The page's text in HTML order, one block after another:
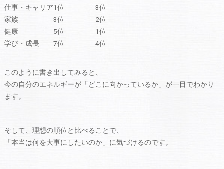
仕事・キャリア1位
3位
家族
3位
2位
健康
5位
1位
学び・成長
7位 4位
このように書き出してみると、
今の自分のエネルギーが「どこに向かっているか」が一目でわかり
ます。
そして、理想の順位と比べることで、
「本当は何を大事にしたいのか」に気づけるのです。